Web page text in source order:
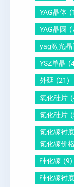
YAG晶体
YAG晶圆
yag激光晶
YSZ单晶
外延 (21)
氧化硅片
氮化硅片
氮化镓衬
氮化镓价
砷化镓 (9)
砷化镓衬